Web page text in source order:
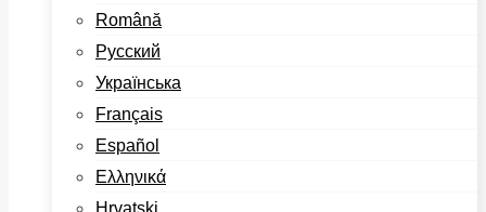
Română
Русский
Українська
Français
Español
Ελληνικά
Hrvatski